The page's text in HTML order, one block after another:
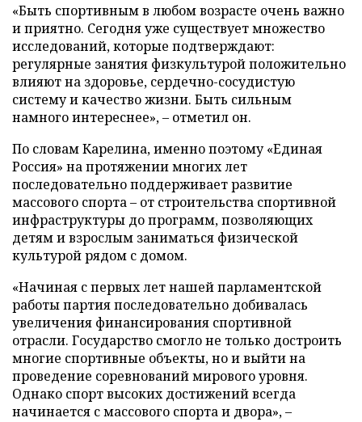
«Быть спортивным в любом возрасте очень важно
и приятно. Сегодня уже существует множество
исследований, которые подтверждают:
регулярные занятия физкультурой положительно
влияют на здоровье, сердечно-сосудистую
систему и качество жизни. Быть сильным
намного интереснее», – отметил он.
По словам Карелина, именно поэтому «Единая
Россия» на протяжении многих лет
последовательно поддерживает развитие
массового спорта – от строительства спортивной
инфраструктуры до программ, позволяющих
детям и взрослым заниматься физической
культурой рядом с домом.
«Начиная с первых лет нашей парламентской
работы партия последовательно добивалась
увеличения финансирования спортивной
отрасли. Государство смогло не только достроить
многие спортивные объекты, но и выйти на
проведение соревнований мирового уровня.
Однако спорт высоких достижений всегда
начинается с массового спорта и двора», –